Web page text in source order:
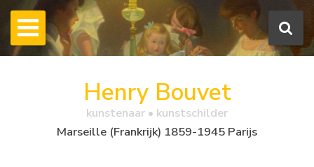
Henry Bouvet
kunstenaar • kunstschilder
Marseille (Frankrijk) 1859-1945 Parijs